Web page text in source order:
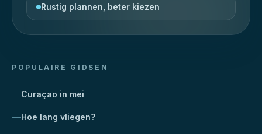
Rustig plannen, beter kiezen
POPULAIRE GIDSEN
Curaçao in mei
Hoe lang vliegen?